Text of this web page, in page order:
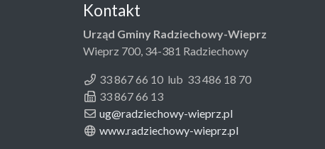
Kontakt
Urząd Gminy Radziechowy-Wieprz
Wieprz 700, 34-381 Radziechowy
33 867 66 10 lub 33 486 18 70
33 867 66 13
ug@radziechowy-wieprz.pl
www.radziechowy-wieprz.pl